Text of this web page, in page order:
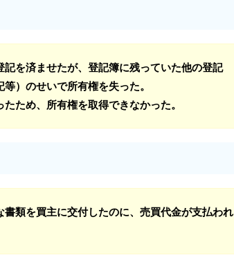
記を済ませたが、登記簿に残っていた他の登記
）のせいで所有権を失った。
ため、所有権を取得できなかった。
書類を買主に交付したのに、売買代金が支払われ